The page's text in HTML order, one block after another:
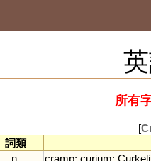
所有
[
詞類
n. cramp; curium;